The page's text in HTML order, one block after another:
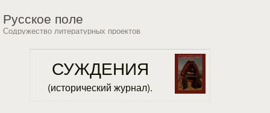
Русское поле
Содружество литературных проектов
СУЖДЕНИЯ
(исторический журнал).